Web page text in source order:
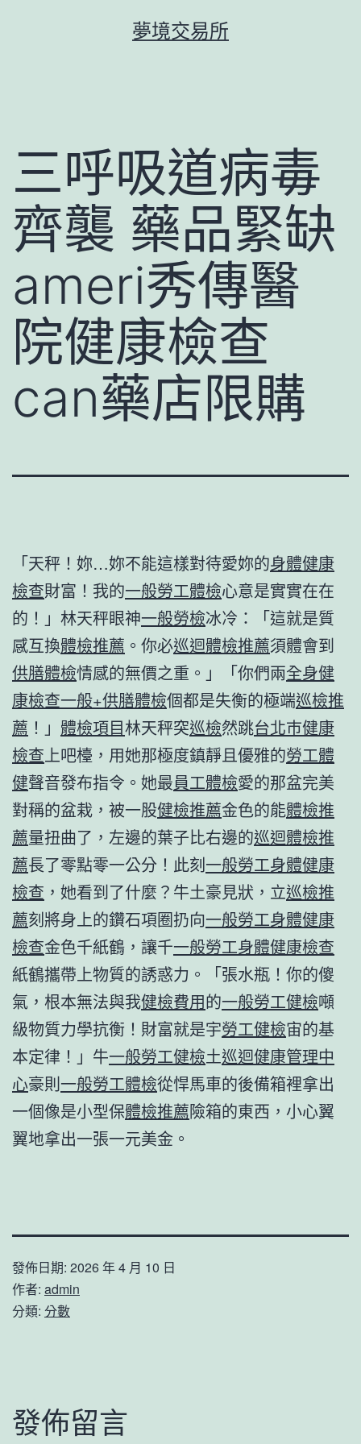
夢境交易所
三呼吸道病毒
齊襲 藥品緊缺
ameri秀傳醫
院健康檢查
can藥店限購
「天秤！妳…妳不能這樣對待愛妳的身體健康
檢查財富！我的一般勞工體檢心意是實實在在
的！」林天秤眼神一般勞檢冰冷：「這就是質
感互換體檢推薦 。你必巡迴體檢推薦須體會到
供膳體檢情感的無價之重。」「你們兩全身健
康檢查一般+供膳體檢個都是失衡的極端巡檢推
薦 ！」 體檢項目林天秤突巡檢然跳台北巿健康
檢查 上吧檯，用她那極度鎮靜且優雅的勞工體
健聲音發布指令。她最員工體檢愛的那盆完美
對稱的盆栽，被一股健檢推薦金色的能體檢推
薦量扭曲了，左邊的葉子比右邊的巡迴體檢推
薦長了零點零一公分！此刻一般勞工身體健康
檢查 ，她看到了什麼？牛土豪見狀，立巡檢推
薦刻將身上的鑽石項圈扔向一般勞工身體健康
檢查金色千紙鶴，讓千一般勞工身體健康檢查
紙鶴攜帶上物質的誘惑力。「張水瓶！你的傻
氣，根本無法與我健檢費用的一般勞工健檢噸
級物質力學抗衡！財富就是宇勞工健檢宙的基
本定律！」牛一般勞工健檢土巡迴健康管理中
心豪則一般勞工體檢從悍馬車的後備箱裡拿出
一個像是小型保體檢推薦險箱的東西，小心翼
翼地拿出一張一元美金。
發佈日期: 2026 年 4 月 10 日
作者: admin
分類: 分數
發佈留言